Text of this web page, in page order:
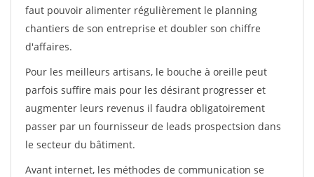
faut pouvoir alimenter régulièrement le planning
chantiers de son entreprise et doubler son chiffre
d'affaires.
Pour les meilleurs artisans, le bouche à oreille peut
parfois suffire mais pour les désirant progresser et
augmenter leurs revenus il faudra obligatoirement
passer par un fournisseur de leads prospectsion dans
le secteur du bâtiment.
Avant internet, les méthodes de communication se